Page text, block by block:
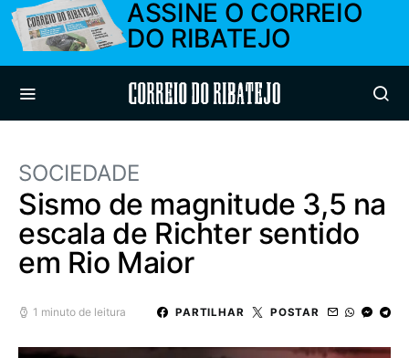
ASSINE O CORREIO
DO RIBATEJO
Correio do Ribatejo
SOCIEDADE
Sismo de magnitude 3,5 na
escala de Richter sentido
em Rio Maior
1 minuto de leitura PARTILHAR POSTAR